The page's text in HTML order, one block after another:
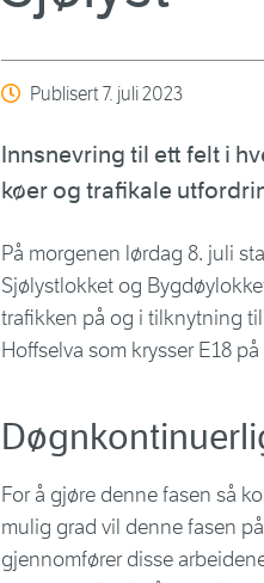
Publisert7. juli 2023
Innsnevring til ett felt i
køer og trafikale
På morgenen lørdag 8. juli
Sjølystlokket og
trafikken på og i tilknytning
Hoffselva som krysser E18
For å gjøre denne fasen så
mulig grad vil denne fasen
gjennomfører disse